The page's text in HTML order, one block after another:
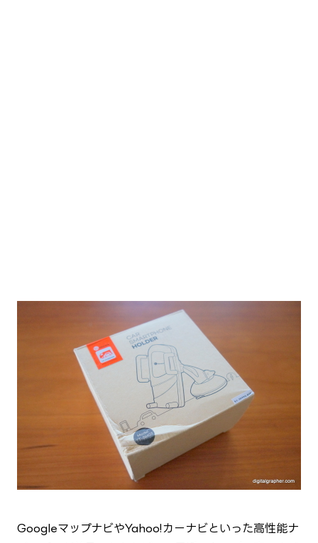
GoogleマップナビやYahoo!カーナビといった高性能ナ